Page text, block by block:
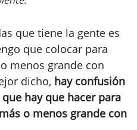
que tiene la gente es
que colocar para
menos grande con
dicho, hay confusión
hay que hacer para
o menos grande con